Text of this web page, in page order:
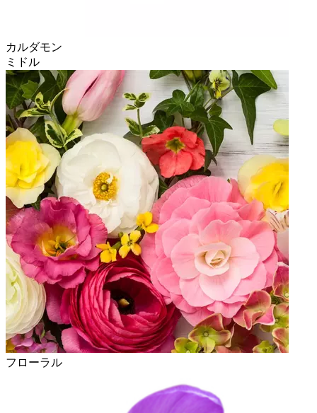
カルダモン
ミドル
フローラル